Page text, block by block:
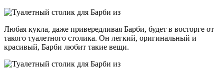
Любая кукла, даже привередливая Барби, будет в восторге от
такого туалетного столика. Он легкий, оригинальный и
красивый, Барби любит такие вещи.